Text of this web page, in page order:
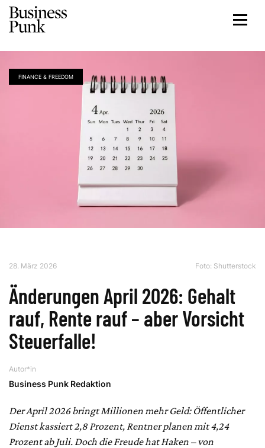
FINANCE & FREEDOM
28. März 2026 Foto: Shutterstock
Änderungen April 2026: Gehalt
rauf, Rente rauf – aber Vorsicht
Steuerfalle!
Autor*in
Business Punk Redaktion
Der April 2026 bringt Millionen mehr Geld: Öffentlicher
Dienst kassiert 2,8 Prozent, Rentner planen mit 4,24
Prozent ab Juli. Doch die Freude hat Haken – von